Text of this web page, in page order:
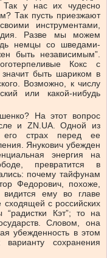
Так у нас их чудесно
Так пусть приезжают
инструментами,
Разве мы можем
немцы со шведами-
быть независимым”.
Кокс с
значит быть шариком в
Возможно, к числу
или какой-нибудь
На этот вопрос
и ZN.UA. Одной из
его страх перед ее
Янукович убежден
энергия на
превратится в
почему тайфунам
Федорович, похоже,
ему во главе
с российских
“радистки Кэт”; то на
Словом, она
убежденность в этом
варианту сохранения